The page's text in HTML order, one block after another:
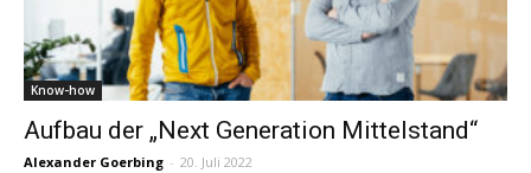
Know-how
Aufbau der „Next Generation Mittelstand“
Alexander Goerbing - 20. Juli 2022